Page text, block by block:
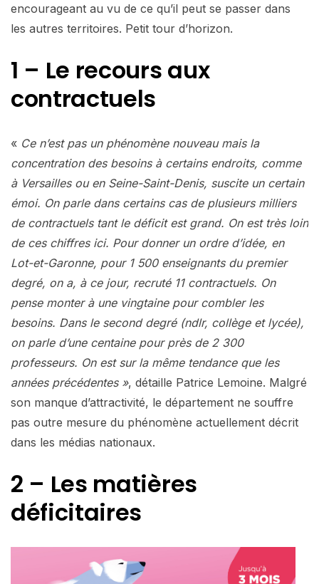
encourageant au vu de ce qu’il peut se passer dans
les autres territoires. Petit tour d’horizon.
1 – Le recours aux
contractuels
« Ce n’est pas un phénomène nouveau mais la
concentration des besoins à certains endroits, comme
à Versailles ou en Seine-Saint-Denis, suscite un certain
émoi. On parle dans certains cas de plusieurs milliers
de contractuels tant le déficit est grand. On est très loin
de ces chiffres ici. Pour donner un ordre d’idée, en
Lot-et-Garonne, pour 1 500 enseignants du premier
degré, on a, à ce jour, recruté 11 contractuels. On
pense monter à une vingtaine pour combler les
besoins. Dans le second degré (ndlr, collège et lycée),
on parle d’une centaine pour près de 2 300
professeurs. On est sur la même tendance que les
années précédentes », détaille Patrice Lemoine. Malgré
son manque d’attractivité, le département ne souffre
pas outre mesure du phénomène actuellement décrit
dans les médias nationaux.
2 – Les matières
déficitaires